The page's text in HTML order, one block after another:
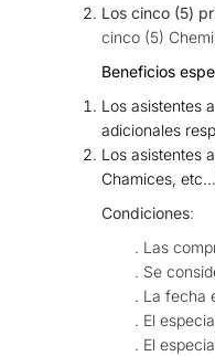
Los cinco (5)
cinco (5)
Beneficios
Los asistentes
adicionales
Los asistentes
Chamices,
Condiciones:
. Las
. Se
. La fecha
. El
. El